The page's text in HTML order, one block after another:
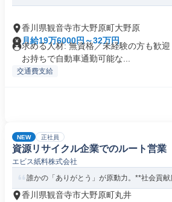
香川県観音寺市大野原町大野原
月給19万6000円～32万円
求める人材: 無資格／未経験の方も歓
お持ちで自動車通勤可能な...
交通費支給
NEW 正社員
資源リサイクル企業でのルート営業
エビス紙料株式会社
誰かの「ありがとう」が原動力。**社会貢献
香川県観音寺市大野原町丸井